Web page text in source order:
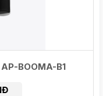
BOOMA-B1